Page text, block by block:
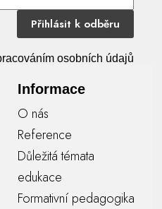
Přihlásit k odběru
osobních údajů
Informace
O nás
Reference
Důležitá témata
edukace
Formativní pedagogika